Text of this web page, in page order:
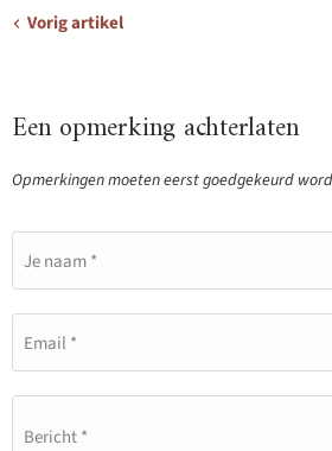
Vorig artikel
Een opmerking achterlaten
Opmerkingen moeten eerst goedgekeurd
Je naam *
Email *
Bericht *